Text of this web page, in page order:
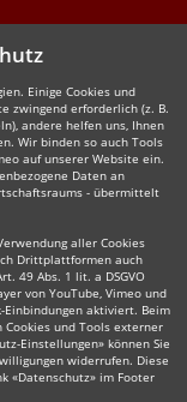
Einige Cookies und
zwingend erforderlich (z. B.
andere helfen uns, Ihnen
Wir binden so auch Tools
auf unserer Website ein.
Daten an
- übermittelt
aller Cookies
Drittplattformen auch
49 Abs. 1 lit. a DSGVO
von YouTube, Vimeo und
Einbindungen aktiviert. Beim
und Tools externer
Einstellungen» können Sie
widerrufen. Diese
«Datenschutz» im Footer